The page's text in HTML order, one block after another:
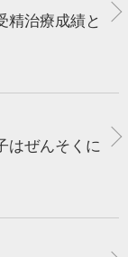
精治療成績と
はぜんそくに